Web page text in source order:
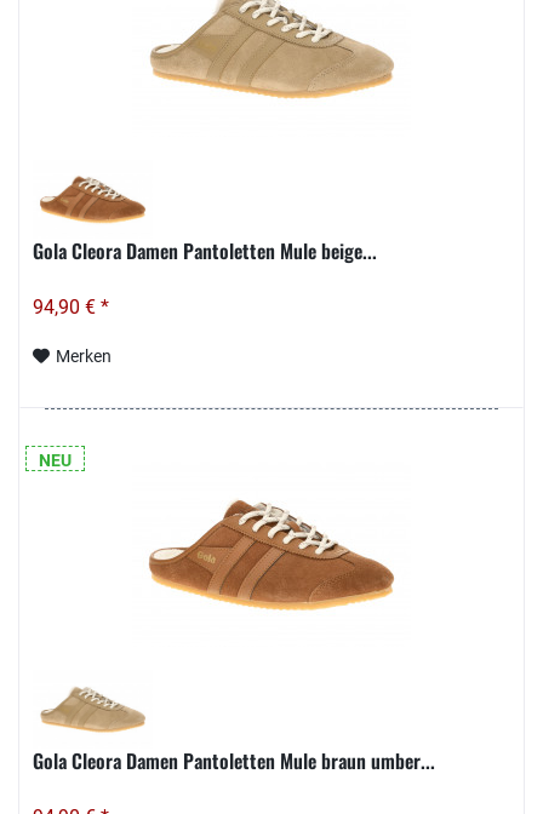
Gola Cleora Damen Pantoletten Mule beige...
94,90 € *
Merken
NEU
Gola Cleora Damen Pantoletten Mule braun umber...